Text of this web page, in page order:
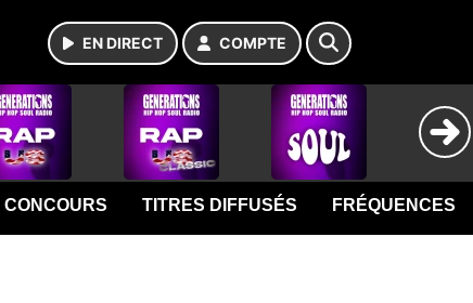
EN DIRECT COMPTE
CONCOURS TITRES DIFFUSÉS FRÉQUENCES